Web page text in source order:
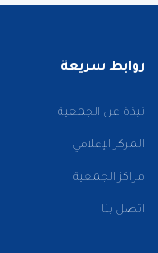
روابط سريعة
نبذة عن الجمعية
المركز الإعلامي
مراكز الجمعية
اتصل بنا